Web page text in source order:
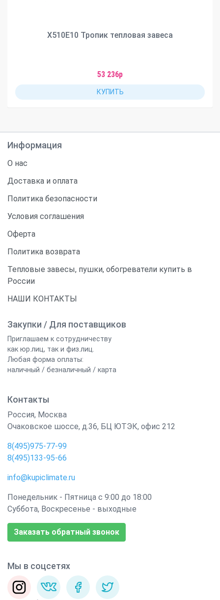
X510Е10 Тропик тепловая завеса
53 236р
КУПИТЬ
Информация
О нас
Доставка и оплата
Политика безопасности
Условия соглашения
Оферта
Политика возврата
Тепловые завесы, пушки, обогреватели купить в
России
НАШИ КОНТАКТЫ
Закупки / Для поставщиков
Приглашаем к сотрудничеству
как юр.лиц, так и физ.лиц.
Любая форма оплаты:
наличный / безналичный / карта
Контакты
Россия, Москва
Очаковское шоссе, д.36, БЦ ЮТЭК, офис 212
8(495)975-77-99
8(495)133-95-66
info@kupiclimate.ru
Понедельник - Пятница с 9:00 до 18:00
Суббота, Воскресенье - выходные
Заказать обратный звонок
Мы в соцсетях